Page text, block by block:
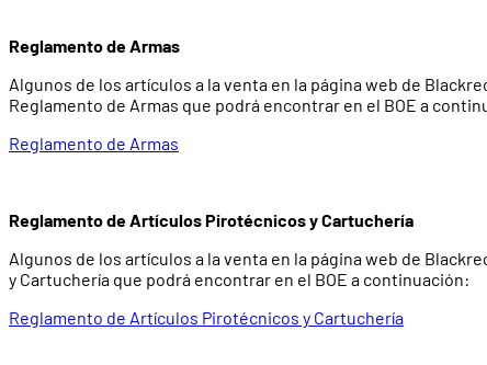
Reglamento de Armas
Algunos de los artículos a la venta en la página web de
Reglamento de Armas que podrá encontrar en el BOE a
Reglamento de Armas
Reglamento de Artículos Pirotécnicos y Cartuchería
Algunos de los artículos a la venta en la página web de
y Cartuchería que podrá encontrar en el BOE a continuación:
Reglamento de Artículos Pirotécnicos y Cartuchería